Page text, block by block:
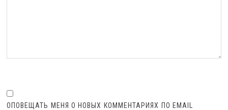
ОПОВЕЩАТЬ МЕНЯ О НОВЫХ КОММЕНТАРИЯХ ПО EMAIL